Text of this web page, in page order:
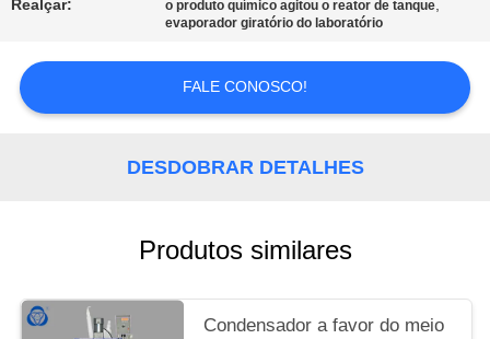
Realçar: o produto químico agitou o reator de tanque,
evaporador giratório do laboratório
FALE CONOSCO!
DESDOBRAR DETALHES
Produtos similares
Condensador a favor do meio